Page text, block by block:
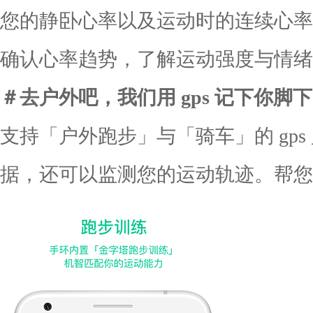
您的静卧心率以及运动时的连续心
确认心率趋势，了解运动强度与情
＃去户外吧，我们用 gps 记下你脚
支持「户外跑步」与「骑车」的
据，还可以监测您的运动轨迹。帮